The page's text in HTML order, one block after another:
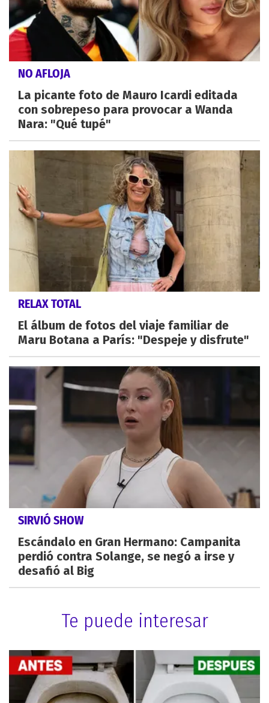
NO AFLOJA
La picante foto de Mauro Icardi editada
con sobrepeso para provocar a Wanda
Nara: "Qué tupé"
RELAX TOTAL
El álbum de fotos del viaje familiar de
Maru Botana a París: "Despeje y disfrute"
SIRVIÓ SHOW
Escándalo en Gran Hermano: Campanita
perdió contra Solange, se negó a irse y
desafió al Big
Te puede interesar